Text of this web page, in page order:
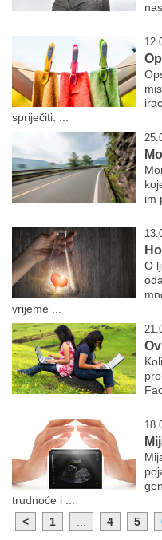
spriječiti. ...
im
O
vrijeme ...
trudnoće i ...
<
1 4 5